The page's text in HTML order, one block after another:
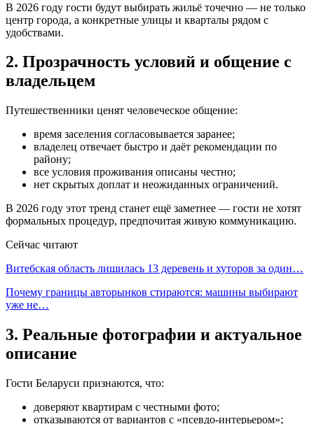
В 2026 году гости будут выбирать жильё точечно — не только
центр города, а конкретные улицы и кварталы рядом с
удобствами.
2. Прозрачность условий и общение с
владельцем
Путешественники ценят человеческое общение:
время заселения согласовывается заранее;
владелец отвечает быстро и даёт рекомендации по
району;
все условия проживания описаны честно;
нет скрытых доплат и неожиданных ограничений.
В 2026 году этот тренд станет ещё заметнее — гости не хотят
формальных процедур, предпочитая живую коммуникацию.
Сейчас читают
Витебская область лишилась 13 деревень и хуторов за один…
Почему границы авторынков стираются: машины выбирают
уже не…
3. Реальные фотографии и актуальное
описание
Гости Беларуси признаются, что:
доверяют квартирам с честными фото;
отказываются от вариантов с «псевдо-интерьером»;